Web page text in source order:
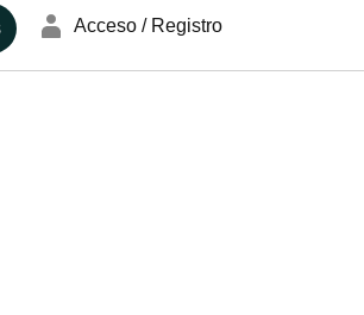
Acceso / Registro